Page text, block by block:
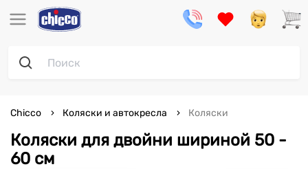
Коляски для двойни шириной 50 -
60 см
Chicco Коляски и автокресла Коляски